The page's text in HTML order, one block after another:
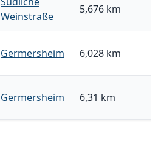
Weinstraße
5,676 km
Germersheim 6,028 km
Germersheim 6,31 km -